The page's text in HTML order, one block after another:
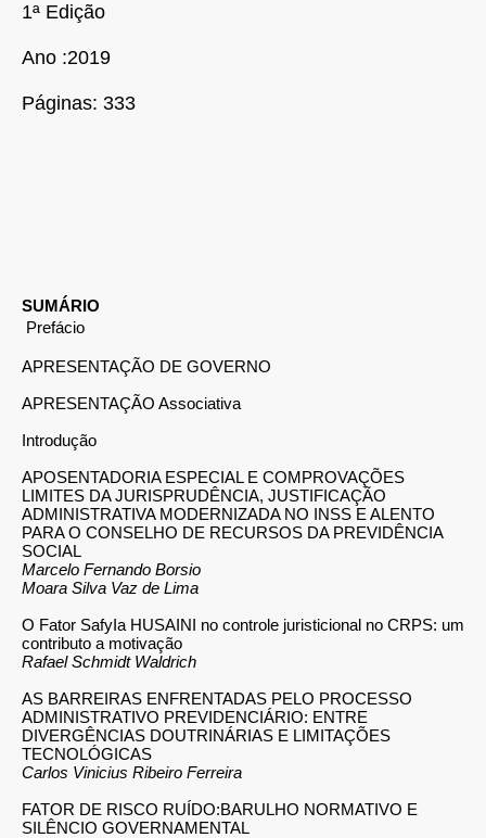
1ª Edição
Ano :2019
Páginas: 333
SUMÁRIO
Prefácio
APRESENTAÇÃO DE GOVERNO
APRESENTAÇÃO Associativa
Introdução
APOSENTADORIA ESPECIAL E COMPROVAÇÕES
LIMITES DA JURISPRUDÊNCIA, JUSTIFICAÇÃO
ADMINISTRATIVA MODERNIZADA NO INSS E ALENTO
PARA O CONSELHO DE RECURSOS DA PREVIDÊNCIA
SOCIAL
Marcelo Fernando Borsio
Moara Silva Vaz de Lima
O Fator SafyIa HUSAINI no controle juristicional no CRPS: um
contributo a motivação
Rafael Schmidt Waldrich
AS BARREIRAS ENFRENTADAS PELO PROCESSO
ADMINISTRATIVO PREVIDENCIÁRIO: ENTRE
DIVERGÊNCIAS DOUTRINÁRIAS E LIMITAÇÕES
TECNOLÓGICAS
Carlos Vinicius Ribeiro Ferreira
FATOR DE RISCO RUÍDO:BARULHO NORMATIVO E
SILÊNCIO GOVERNAMENTAL